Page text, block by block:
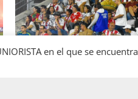
en el que se encuentra